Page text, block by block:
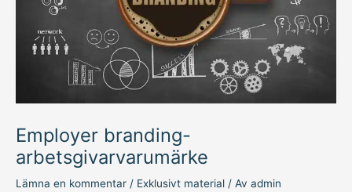
Employer branding-
arbetsgivarvarumärke
Lämna en kommentar / Exklusivt material / Av admin